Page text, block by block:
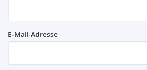
E-Mail-Adresse